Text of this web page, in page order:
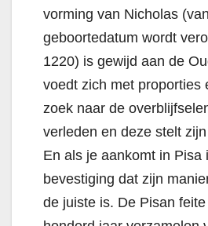
vorming van Nicholas
geboortedatum wordt
1220) is gewijd aan de
voedt zich met proporties
zoek naar de
verleden en deze stelt
En als je aankomt in Pisa
bevestiging dat zijn
de juiste is. De Pisan